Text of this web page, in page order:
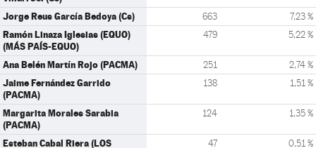
Jorge Reus García Bedoya (Cs) 663 7,23 %
Ramón Linaza Iglesias (EQUO)
(MÁS PAÍS-EQUO)
479 5,22 %
Ana Belén Martín Rojo (PACMA) 251 2,74 %
Jaime Fernández Garrido
(PACMA)
138 1,51 %
Margarita Morales Sarabia
(PACMA)
124 1,35 %
Esteban Cabal Riera (LOS
47 0,51 %